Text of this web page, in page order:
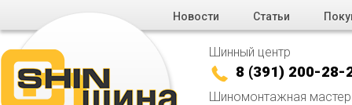
Новости Статьи
Шинный центр
8 (391) 200-28-
Шиномонтажная